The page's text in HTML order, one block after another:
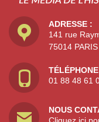
ADRESSE :
141 rue
75014 PARIS
01 88 48 61
NOUS